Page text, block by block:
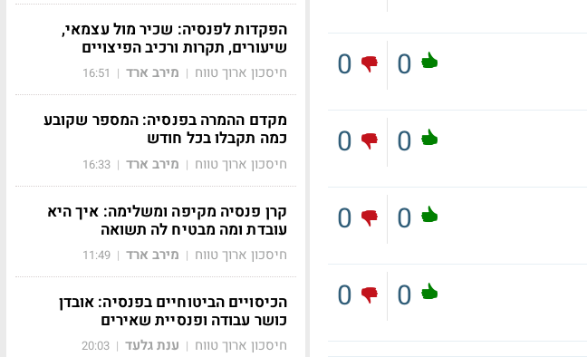
0
0
0
0
0
0
0
0
הפקדות לפנסיה: שכיר מול עצמאי,
שיעורים, תקרות ורכיב הפיצויים
חיסכון ארוך טווח | מירב ארד |
16:51
מקדם ההמרה בפנסיה: המספר שקובע
כמה תקבלו בכל חודש
חיסכון ארוך טווח | מירב ארד |
16:33
קרן פנסיה מקיפה ומשלימה: איך היא
עובדת ומה מבטיח לה תשואה
חיסכון ארוך טווח | מירב ארד |
11:49
הכיסויים הביטוחיים בפנסיה: אובדן
כושר עבודה ופנסיית שאירים
חיסכון ארוך טווח | ענת גלעד |
20:03